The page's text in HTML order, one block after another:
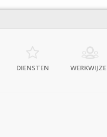
DIENSTEN WERKWIJZE